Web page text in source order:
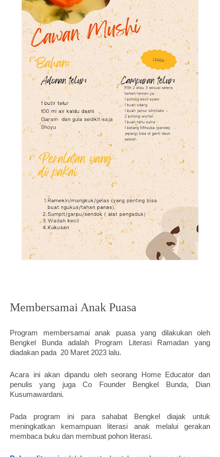
Membersamai Anak Puasa
Program membersamai anak puasa yang dilakukan oleh
Bengkel Bunda adalah Program Literasi Ramadan yang
diadakan pada  20 Maret 2023 lalu.
Acara ini akan dipandu oleh seorang Home Educator dan
penulis yang juga Co Founder Bengkel Bunda, Dian
Kusumawardani.
Pada program ini para sahabat Bengkel diajak untuk
meningkatkan kemampuan literasi anak melalui gerakan
membaca buku dan membuat pohon literasi.